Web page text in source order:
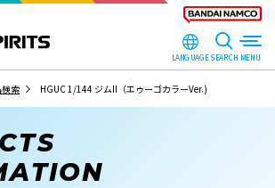
LANGUAGESEARCH
索 HGUC 1/144 ジムII（エゥーゴカラーVer.)